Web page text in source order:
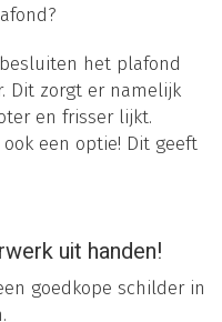
het plafond
Dit zorgt er namelijk
en frisser lijkt.
een optie! Dit geeft
uit handen!
goedkope schilder in